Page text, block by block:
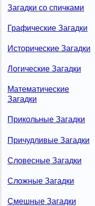
Загадки со спичками
Графические Загадки
Исторические Загадки
Логические Загадки
Математические
Загадки
Прикольные Загадки
Причудливые Загадки
Словесные Загадки
Сложные Загадки
Смешные Загадки